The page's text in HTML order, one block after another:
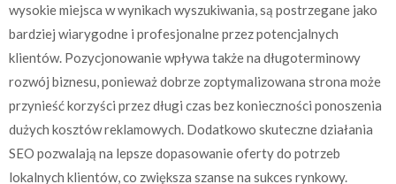
wysokie miejsca w wynikach wyszukiwania, są postrzegane jako
bardziej wiarygodne i profesjonalne przez potencjalnych
klientów. Pozycjonowanie wpływa także na długoterminowy
rozwój biznesu, ponieważ dobrze zoptymalizowana strona może
przynieść korzyści przez długi czas bez konieczności ponoszenia
dużych kosztów reklamowych. Dodatkowo skuteczne działania
SEO pozwalają na lepsze dopasowanie oferty do potrzeb
lokalnych klientów, co zwiększa szanse na sukces rynkowy.